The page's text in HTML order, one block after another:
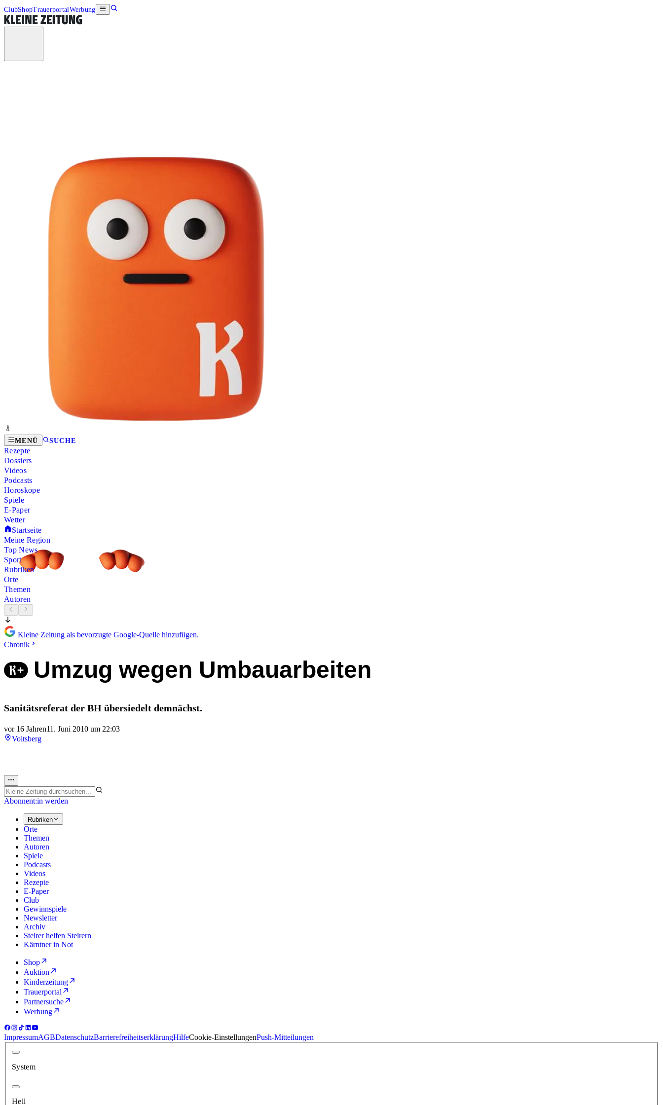
ClubShopTrauerportalWerbung
MENÜ SUCHE
Rezepte
Dossiers
Videos
Podcasts
Horoskope
Spiele
E-Paper
Wetter
Startseite
Meine Region
Top News
Sport
Rubriken
Orte
Themen
Autoren
Kleine Zeitung als bevorzugte Google-Quelle hinzufügen.
Chronik
Umzug wegen Umbauarbeiten
Sanitätsreferat der BH übersiedelt demnächst.
vor 16 Jahren11. Juni 2010 um 22:03
Voitsberg
Abonnent:in werden
Rubriken
Orte
Themen
Autoren
Spiele
Podcasts
Videos
Rezepte
E-Paper
Club
Gewinnspiele
Newsletter
Archiv
Steirer helfen Steirern
Kärntner in Not
Shop
Auktion
Kinderzeitung
Trauerportal
Partnersuche
Werbung
ImpressumAGBDatenschutzBarrierefreiheitserklärungHilfeCookie-EinstellungenPush-Mitteilungen
System
Hell